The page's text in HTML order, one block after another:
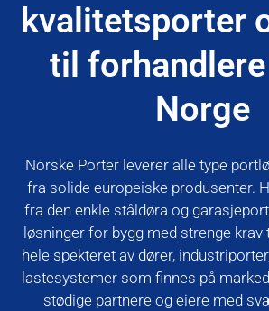
kvalitetsporter
til
Norge
Norske Porter leverer alle type
fra solide europeiske produsenter.
fra den enkle ståldøra og
løsninger for bygg med strenge krav
hele spekteret av dører,
lastesystemer som finnes på
stødige partnere og eiere med